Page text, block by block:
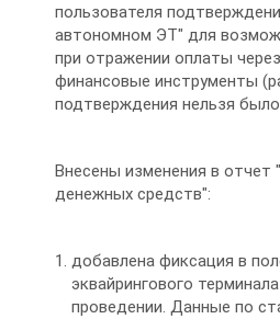
пользователя
автономном ЭТ" для
при отражении оплаты
финансовые инструменты
подтверждения нельзя
Внесены изменения в отчет
денежных средств":
добавлена фиксация в
эквайрингового
проведении. Данные по